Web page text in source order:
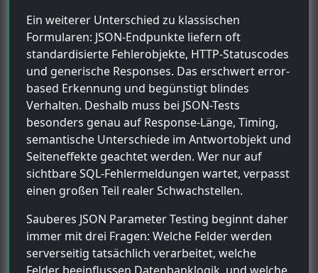
Ein weiterer Unterschied zu klassischen
Formularen: JSON-Endpunkte liefern oft
standardisierte Fehlerobjekte, HTTP-Statuscodes
und generische Responses. Das erschwert error-
based Erkennung und begünstigt blindes
Verhalten. Deshalb muss bei JSON-Tests
besonders genau auf Response-Länge, Timing,
semantische Unterschiede im Antwortobjekt und
Seiteneffekte geachtet werden. Wer nur auf
sichtbare SQL-Fehlermeldungen wartet, verpasst
einen großen Teil realer Schwachstellen.
Sauberes JSON Parameter Testing beginnt daher
immer mit drei Fragen: Welche Felder werden
serverseitig tatsächlich verarbeitet, welche
Felder beeinflussen Datenbanklogik, und welche